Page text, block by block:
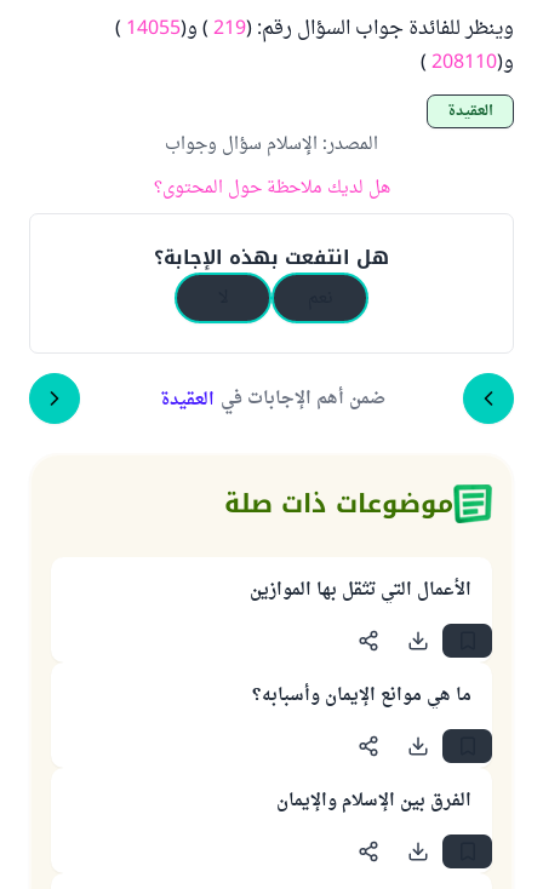
وينظر للفائدة جواب السؤال رقم: (219) و(14055
)
و(208110
)
العقيدة
المصدر: الإسلام سؤال وجواب
هل لديك ملاحظة حول المحتوى؟
هل انتفعت بهذه الإجابة؟
ضمن أهم الإجابات في العقيدة
موضوعات ذات صلة
الأعمال التي تثقل بها الموازين
ما هي موانع الإيمان وأسبابه؟
الفرق بين الإسلام والإيمان